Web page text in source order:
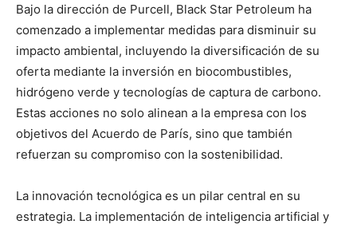
Bajo la dirección de Purcell, Black Star Petroleum ha
comenzado a implementar medidas para disminuir su
impacto ambiental, incluyendo la diversificación de su
oferta mediante la inversión en biocombustibles,
hidrógeno verde y tecnologías de captura de carbono.
Estas acciones no solo alinean a la empresa con los
objetivos del Acuerdo de París, sino que también
refuerzan su compromiso con la sostenibilidad.
La innovación tecnológica es un pilar central en su
estrategia. La implementación de inteligencia artificial y